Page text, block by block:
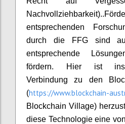
entsprechenden
durch die FFG sind
entsprechende
fördern. Hier ist
Verbindung zu den
(https://www.blockchain-
Blockchain Village)
diese Technologie eine